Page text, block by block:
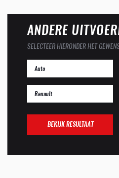
ANDERE
SELECTEER HIERONDER HET
BEKIJK RESULTAAT